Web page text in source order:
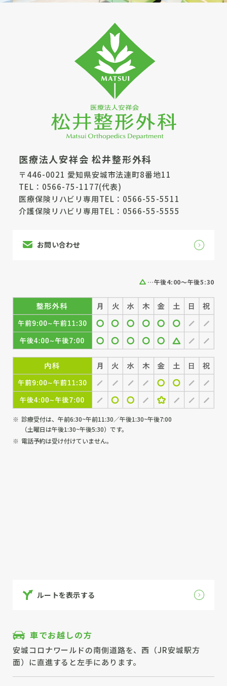
医療法人安祥会 松井整形外科
〒446-0021 愛知県安城市法連町8番地11
TEL： 0566-75-1177(代表)
医療保険リハビリ専用TEL： 0566-55-5511
介護保険リハビリ専用TEL： 0566-55-5555
お問い合わせ
…午後4:00～午後5:30
診療受付は、午前6:30~午前11:30／午後1:30~午後7:00
（土曜日は午後1:30~午後5:30）です。
電話予約は受け付けていません。
ルートを表示する
車でお越しの方
安城コロナワールドの南側道路を、西（JR安城駅方
面）に直進すると左手にあります。